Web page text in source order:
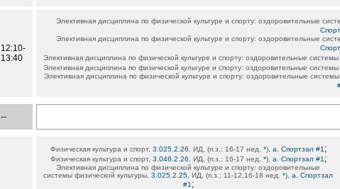
12:10-
13:40
Элективная дисциплина по физической культуре и спорту: оздоровительные
Элективная дисциплина по физической культуре и спорту: оздоровительные
Элективная дисциплина по физической культуре и спорту: оздоровительные системы
Элективная дисциплина по физической культуре и спорту: оздоровительные системы
Элективная дисциплина по физической культуре и спорту: оздоровительные системы
--
Физическая культура и спорт, 3.025.2.26 , ИД, (п.з.: 16-17 нед. *), а. Спортзал #1 ;
Физическая культура и спорт, 3.046.2.26 , ИД, (п.з.: 16-17 нед. *), а. Спортзал #1 ;
Элективная дисциплина по физической культуре и спорту: оздоровительные
системы физической культуры, 3.025.2.25 , ИД, (п.з.: 11-12,16-18 нед. *), а. Спортзал
#1 ;